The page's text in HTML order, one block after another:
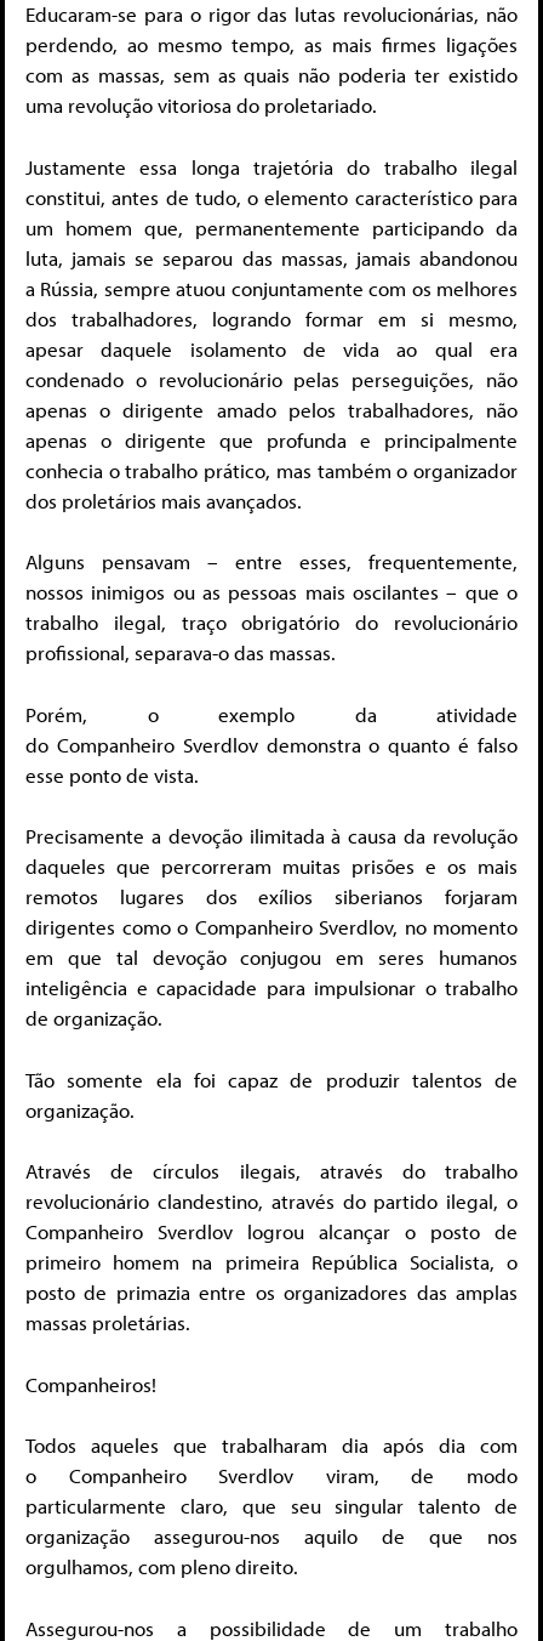
Educaram-se para o rigor das lutas revolucionárias, não
perdendo, ao mesmo tempo, as mais firmes ligações
com as massas, sem as quais não poderia ter existido
uma revolução vitoriosa do proletariado.
Justamente essa longa trajetória do trabalho ilegal
constitui, antes de tudo, o elemento característico para
um homem que, permanentemente participando da
luta, jamais se separou das massas, jamais abandonou
a Rússia, sempre atuou conjuntamente com os melhores
dos trabalhadores, logrando formar em si mesmo,
apesar daquele isolamento de vida ao qual era
condenado o revolucionário pelas perseguições, não
apenas o dirigente amado pelos trabalhadores, não
apenas o dirigente que profunda e principalmente
conhecia o trabalho prático, mas também o organizador
dos proletários mais avançados.
Alguns pensavam – entre esses, frequentemente,
nossos inimigos ou as pessoas mais oscilantes – que o
trabalho ilegal, traço obrigatório do revolucionário
profissional, separava-o das massas.
Porém, o exemplo da atividade
do Companheiro Sverdlov demonstra o quanto é falso
esse ponto de vista.
Precisamente a devoção ilimitada à causa da revolução
daqueles que percorreram muitas prisões e os mais
remotos lugares dos exílios siberianos forjaram
dirigentes como o Companheiro Sverdlov, no momento
em que tal devoção conjugou em seres humanos
inteligência e capacidade para impulsionar o trabalho
de organização.
Tão somente ela foi capaz de produzir talentos de
organização.
Através de círculos ilegais, através do trabalho
revolucionário clandestino, através do partido ilegal, o
Companheiro Sverdlov logrou alcançar o posto de
primeiro homem na primeira República Socialista, o
posto de primazia entre os organizadores das amplas
massas proletárias.
Companheiros!
Todos aqueles que trabalharam dia após dia com
o Companheiro Sverdlov viram, de modo
particularmente claro, que seu singular talento de
organização assegurou-nos aquilo de que nos
orgulhamos, com pleno direito.
Assegurou-nos a possibilidade de um trabalho